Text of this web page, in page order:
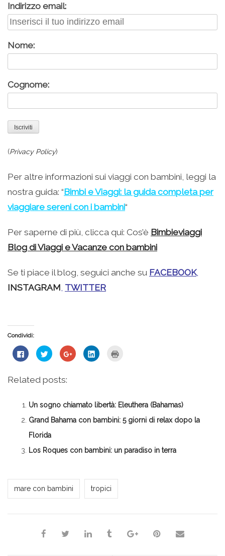
Indirizzo email:
Nome:
Cognome:
(Privacy Policy)
Per altre informazioni sui viaggi con bambini, leggi la
nostra guida: “Bimbi e Viaggi: la guida completa per
viaggiare sereni con i bambini“
Per saperne di più, clicca qui: Cos’è Bimbieviaggi
Blog di Viaggi e Vacanze con bambini
Se ti piace il blog, seguici anche su FACEBOOK,
INSTAGRAM TWITTER
Condividi:
Fai
clic
su
Facebook
in
una
finestra)
Fai
clic
condividere
su
in
nuova
finestra)
Fai
clic
in
nuova
finestra)
Fai
clic
apre
in
nuova
finestra)
una
nuova
Related posts:
Un sogno chiamato libertà: Eleuthera (Bahamas)
Grand Bahama con bambini: 5 giorni di relax dopo la
Florida
Los Roques con bambini: un paradiso in terra
*Redazione*
mare con bambini
tropici